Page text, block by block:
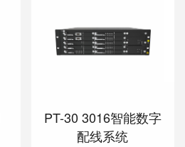
PT-30 3016智能数字
配线系统